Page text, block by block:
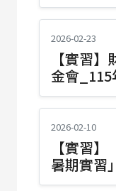
2026-02-23
【實習
金會_115
2026-02-10
【實習
暑期實習